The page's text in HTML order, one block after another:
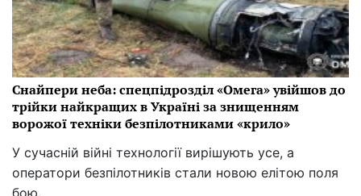
Снайпери неба: спецпідрозділ «Омега» увійшов до
трійки найкращих в Україні за знищенням
ворожої техніки безпілотниками «крило»
У сучасній війні технології вирішують усе, а
оператори безпілотників стали новою елітою поля
бою.